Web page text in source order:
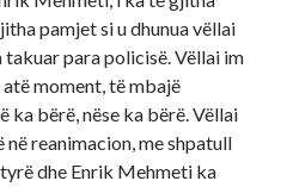
pamjet si u dhunua vëllai
para policisë. Vëllai im
moment, të mbajë
ka bërë, nëse ka bërë. Vëllai
reanimacion, me shpatull
dhe Enrik Mehmeti ka